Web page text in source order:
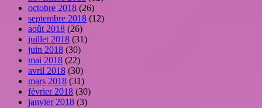
octobre 2018 (26)
septembre 2018 (12)
août 2018 (26)
juillet 2018 (31)
juin 2018 (30)
mai 2018 (22)
avril 2018 (30)
mars 2018 (31)
février 2018 (30)
janvier 2018 (3)